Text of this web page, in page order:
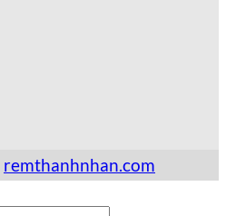
remthanhnhan.com